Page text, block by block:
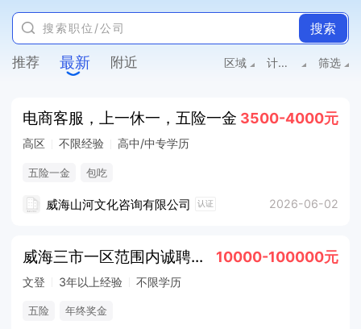
搜索
推荐 最新 附近 区域 计算机/互联网/电商 筛选
电商客服，上一休一，五险一金 3500-4000元
高区 不限经验 高中/中专学历
五险一金 包吃
威海山河文化咨询有限公司 认证 2026-06-02
威海三市一区范围内诚聘电商公司运营经理数名 10000-100000元
文登 3年以上经验 不限学历
五险 年终奖金